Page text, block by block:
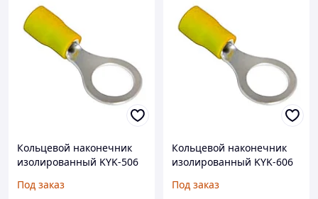
Кольцевой наконечник
изолированный KYK-506
Под заказ
Кольцевой наконечник
изолированный KYK-606
Под заказ